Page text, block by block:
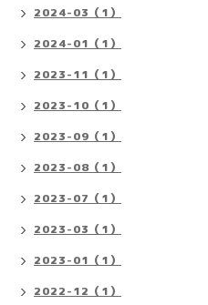
2024-03（1）
2024-01（1）
2023-11（1）
2023-10（1）
2023-09（1）
2023-08（1）
2023-07（1）
2023-03（1）
2023-01（1）
2022-12（1）